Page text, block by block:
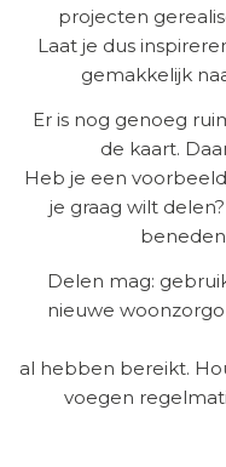
projecten
Laat je dus
gemakkelijk
Er is nog genoeg
de kaart.
Heb je een
je graag wilt
Delen mag:
nieuwe
al hebben bereikt.
voegen